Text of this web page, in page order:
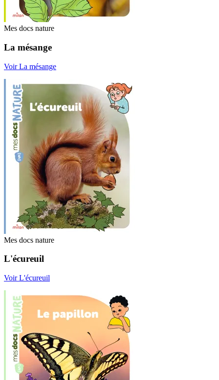
Mes docs nature
La mésange
Voir La mésange
Mes docs nature
L'écureuil
Voir L'écureuil